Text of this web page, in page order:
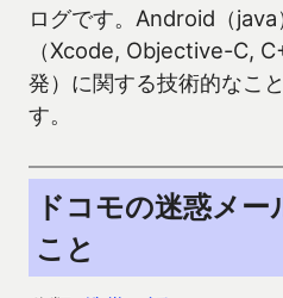
ログです。Android（
（Xcode, Objective-C,
発）に関する技術的なこ
す。
ドコモの迷惑メー
こと